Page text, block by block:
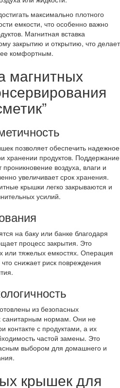
максимально плотного
емкости, что особенно важно
Магнитная вставка
закрытию и открытию, что делает
комфортным.
магнитных
позволяет обеспечить надежное
хранении продуктов. Поддержание
воздуха, влаги и
увеличивает срок хранения.
крышки легко закрываются и
усилий.
на баку или банке благодаря
процесс закрытия. Это
тяжелых емкостях. Операция
снижает риск повреждения
из безопасных
санитарным нормам. Они не
контакте с продуктами, а их
частой замены. Это
выбором для домашнего и
крышек для